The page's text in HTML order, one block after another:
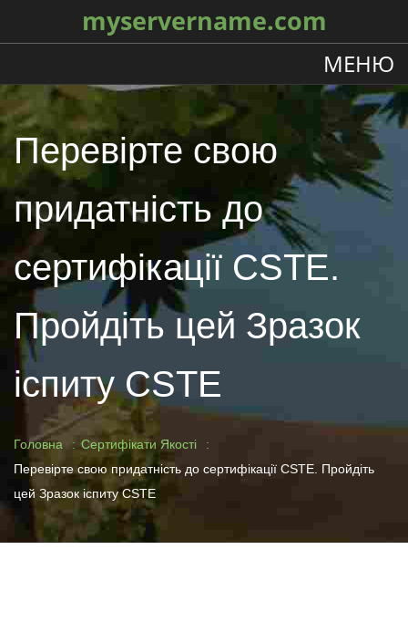
myservername.com
МЕНЮ
Перевірте свою
придатність до
сертифікації CSTE.
Пройдіть цей Зразок
іспиту CSTE
Головна
Сертифікати Якості
Перевірте свою придатність до сертифікації CSTE. Пройдіть
цей Зразок іспиту CSTE